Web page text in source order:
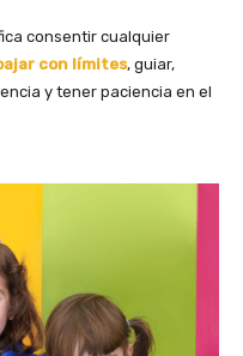
consentir cualquier
con límites, guiar,
y tener paciencia en el